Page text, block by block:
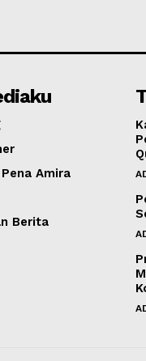
Amira
Berita